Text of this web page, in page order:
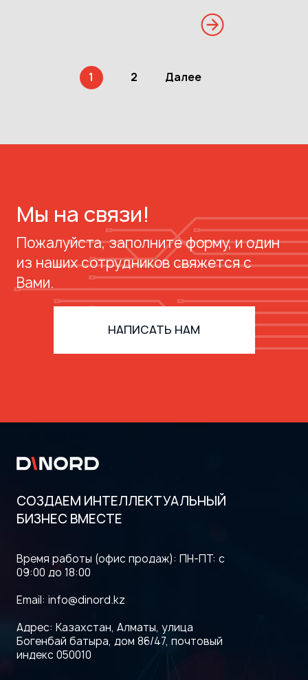
1 2 Далее
Мы на связи!
Пожалуйста, заполните форму, и один
из наших сотрудников свяжется с
Вами.
НАПИСАТЬ НАМ
СОЗДАЕМ ИНТЕЛЛЕКТУАЛЬНЫЙ
БИЗНЕС ВМЕСТЕ
Время работы (офис продаж): ПН-ПТ: с
09:00 до 18:00
Email: info@dinord.kz
Адрес: Казахстан, Алматы, улица
Богенбай батыра, дом 86/47, почтовый
индекс 050010